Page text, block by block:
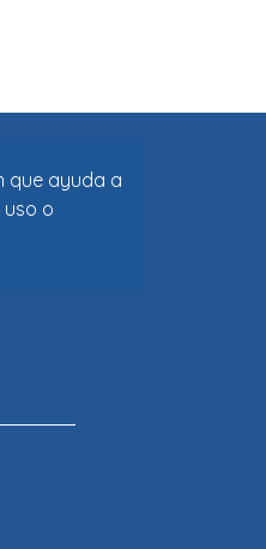
que ayuda a
o